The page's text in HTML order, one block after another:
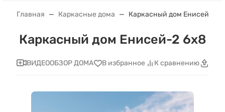
Главная Каркасные дома Каркасный дом Енисей-2
Каркасный дом Енисей-2 6x8
ВИДЕООБЗОР ДОМА В избранное К сравнению